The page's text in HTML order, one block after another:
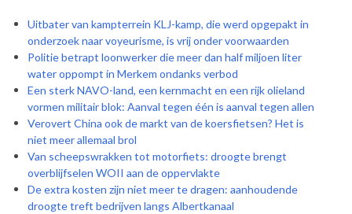
Uitbater van kampterrein KLJ-kamp, die werd opgepakt in
onderzoek naar voyeurisme, is vrij onder voorwaarden
Politie betrapt loonwerker die meer dan half miljoen liter
water oppompt in Merkem ondanks verbod
Een sterk NAVO-land, een kernmacht en een rijk olieland
vormen militair blok: Aanval tegen één is aanval tegen allen
Verovert China ook de markt van de koersfietsen? Het is
niet meer allemaal brol
Van scheepswrakken tot motorfiets: droogte brengt
overblijfselen WOII aan de oppervlakte
De extra kosten zijn niet meer te dragen: aanhoudende
droogte treft bedrijven langs Albertkanaal